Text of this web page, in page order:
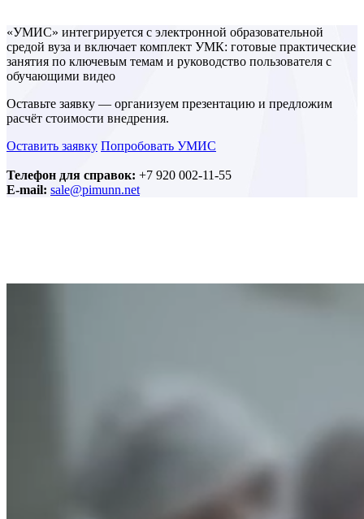
«УМИС» интегрируется с электронной образовательной
средой вуза и включает комплект УМК: готовые практические
занятия по ключевым темам и руководство пользователя с
обучающими видео
Оставьте заявку — организуем презентацию и предложим
расчёт стоимости внедрения.
Оставить заявку Попробовать УМИС
Телефон для справок: +7 920 002-11-55
Е-mail: sale@pimunn.net